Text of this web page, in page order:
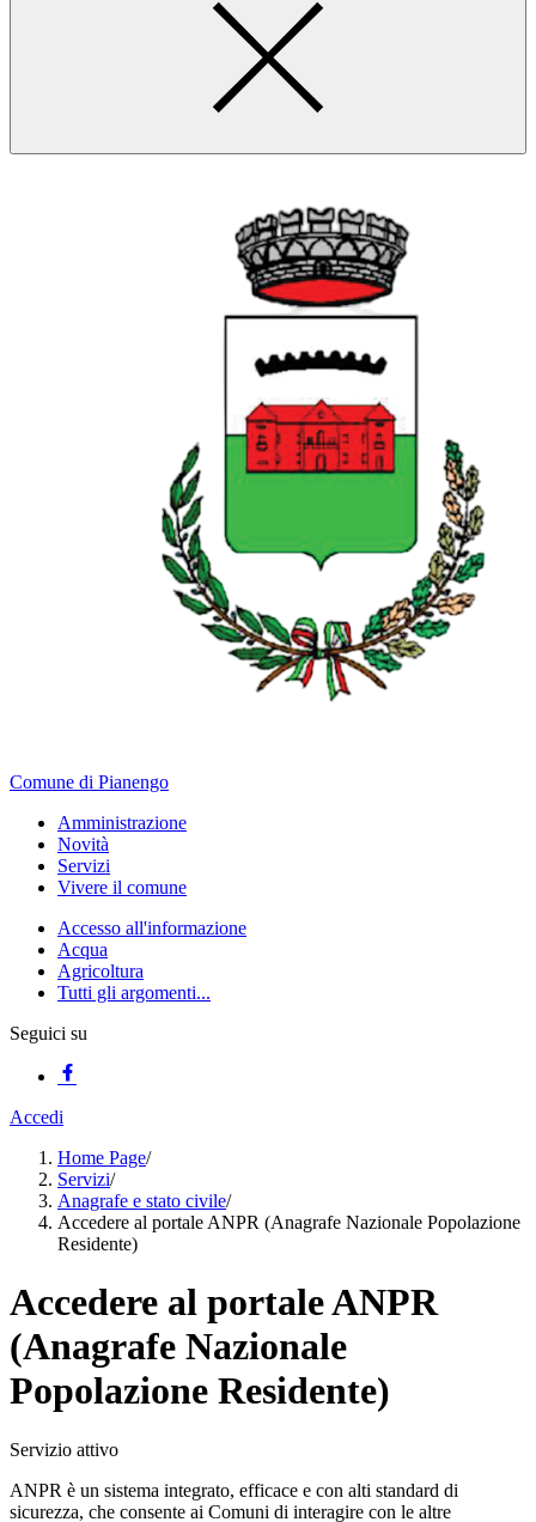
Comune di Pianengo
Amministrazione
Novità
Servizi
Vivere il comune
Accesso all'informazione
Acqua
Agricoltura
Tutti gli argomenti...
Seguici su
Accedi
Home Page/
Servizi/
Anagrafe e stato civile/
Accedere al portale ANPR (Anagrafe Nazionale Popolazione
Residente)
Accedere al portale ANPR
(Anagrafe Nazionale
Popolazione Residente)
Servizio attivo
ANPR è un sistema integrato, efficace e con alti standard di
sicurezza, che consente ai Comuni di interagire con le altre